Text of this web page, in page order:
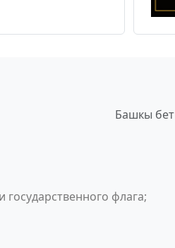
Башкы бет
флага;